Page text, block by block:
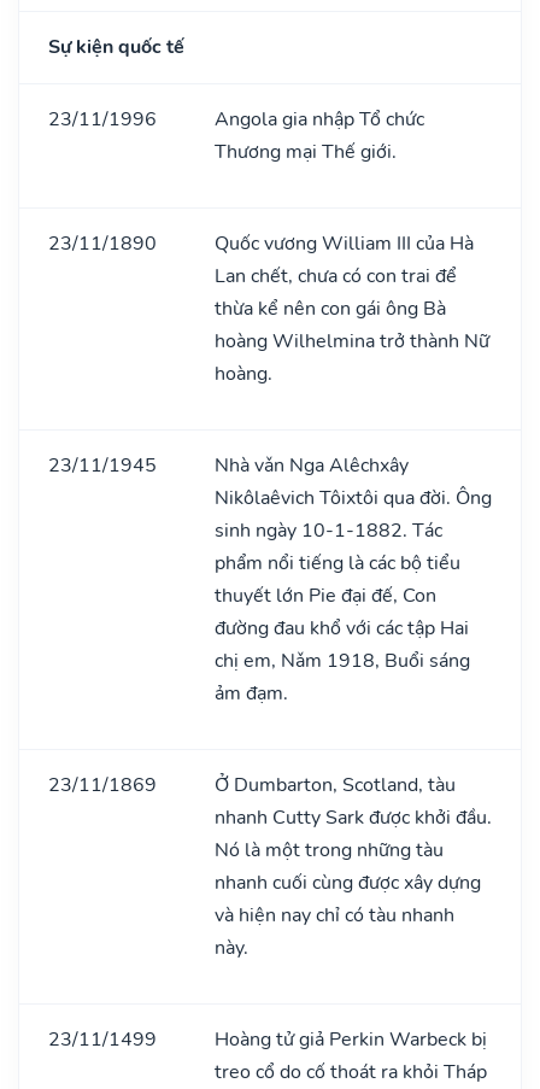
Sự kiện quốc tế
23/11/1996
Angola gia nhập Tổ chức
Thương mại Thế giới.
23/11/1890
Quốc vương William III của Hà
Lan chết, chưa có con trai để
thừa kể nên con gái ông Bà
hoàng Wilhelmina trở thành Nữ
hoàng.
23/11/1945
Nhà vǎn Nga Alêchxây
Nikôlaêvich Tôixtôi qua đời. Ông
sinh ngày 10-1-1882. Tác
phẩm nổi tiếng là các bộ tiểu
thuyết lớn Pie đại đế, Con
đường đau khổ với các tập Hai
chị em, Nǎm 1918, Buổi sáng
ảm đạm.
23/11/1869
Ở Dumbarton, Scotland, tàu
nhanh Cutty Sark được khởi đầu.
Nó là một trong những tàu
nhanh cuối cùng được xây dựng
và hiện nay chỉ có tàu nhanh
này.
23/11/1499
Hoàng tử giả Perkin Warbeck bị
treo cổ do cố thoát ra khỏi Tháp